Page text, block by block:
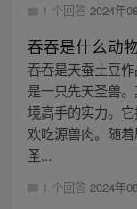
1 个回答 2024年
吞吞是什么动
吞吞是天蚕土豆
是一只先天圣兽
境高手的实力。
欢吃源兽肉。随
圣...
1 个回答 2024年